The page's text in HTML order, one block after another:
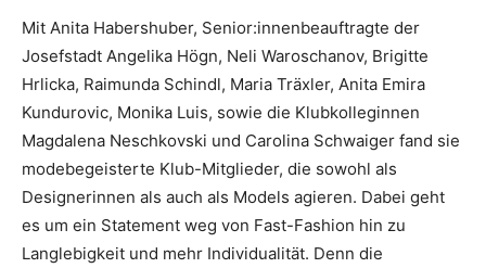
Mit Anita Habershuber, Senior:innenbeauftragte der
Josefstadt Angelika Högn, Neli Waroschanov, Brigitte
Hrlicka, Raimunda Schindl, Maria Träxler, Anita Emira
Kundurovic, Monika Luis, sowie die Klubkolleginnen
Magdalena Neschkovski und Carolina Schwaiger fand sie
modebegeisterte Klub-Mitglieder, die sowohl als
Designerinnen als auch als Models agieren. Dabei geht
es um ein Statement weg von Fast-Fashion hin zu
Langlebigkeit und mehr Individualität. Denn die